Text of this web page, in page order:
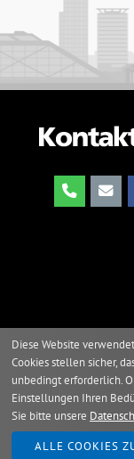
Diese Website
Cookies stellen sicher,
unbedingt erforderlich.
Einstellungen Ihren
Sie bitte unsere
ALLE COOKIES